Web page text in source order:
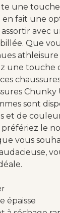
une
en fait une
avec
Que
une touche
Chunky
sont
et de
préfériez le
vous
épaisse